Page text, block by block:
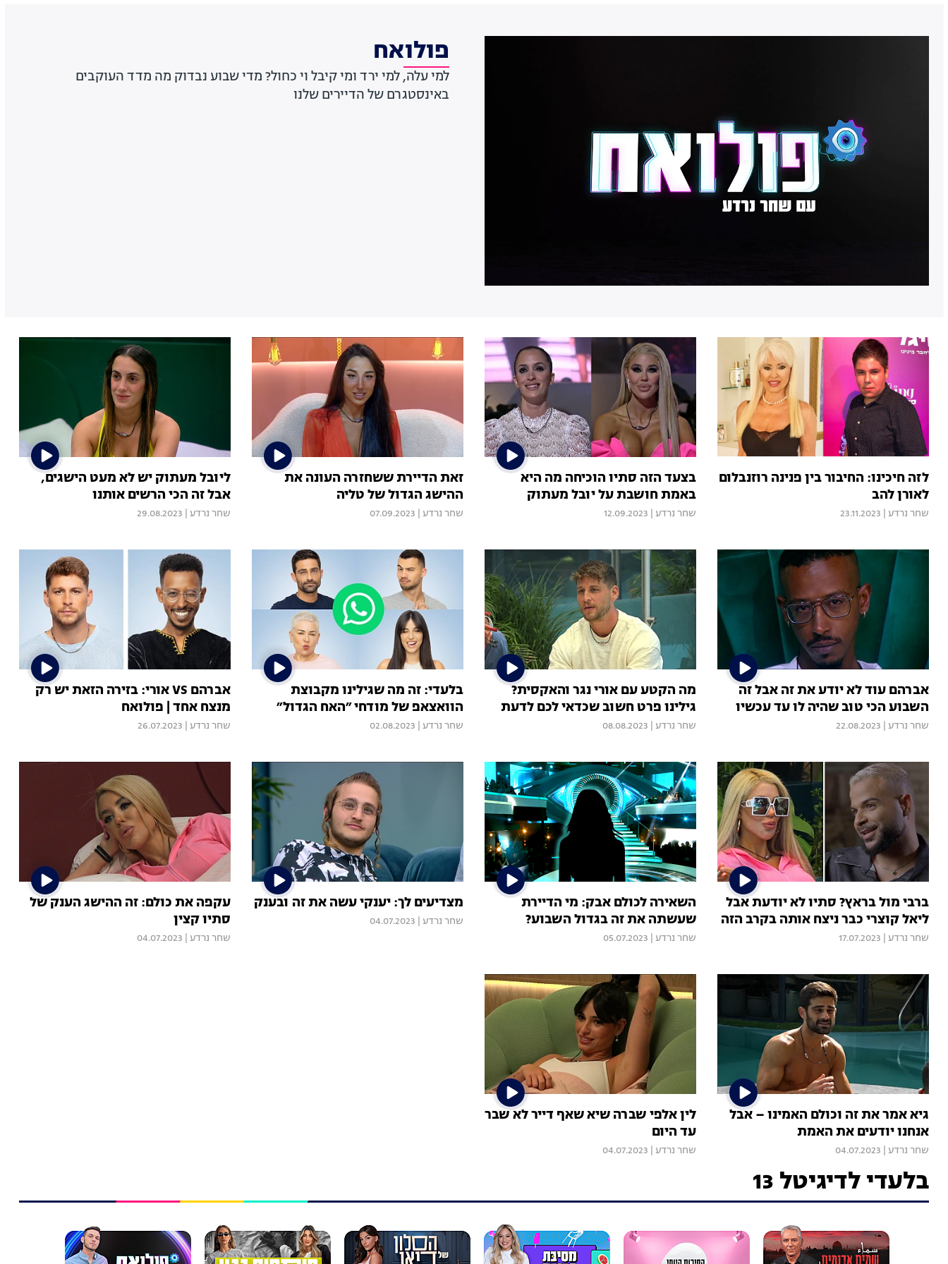
פולואח
למי עלה, למי ירד ומי קיבל וי כחול? מדי שבוע נבדוק מה מדד העוקבים
באינסטגרם של הדיירים שלנו
לזה חיכינו: החיבור בין פנינה רוזנבלום
לאורן להב
שחר נרדע 23.11.2023
בצעד הזה סתיו הוכיחה מה היא
באמת חושבת על יובל מעתוק
שחר נרדע 12.09.2023
זאת הדיירת ששחזרה העונה את
ההישג הגדול של טליה
שחר נרדע 07.09.2023
ליובל מעתוק יש לא מעט הישגים,
אבל זה הכי הרשים אותנו
שחר נרדע 29.08.2023
אברהם עוד לא יודע את זה אבל זה
השבוע הכי טוב שהיה לו עד עכשיו
שחר נרדע 22.08.2023
מה הקטע עם אורי נגר והאקסית?
גילינו פרט חשוב שכדאי לכם לדעת
שחר נרדע 08.08.2023
בלעדי: זה מה שגילינו מקבוצת
הוואצאפ של מודחי ״האח הגדול״
שחר נרדע 02.08.2023
אברהם VS אורי: בזירה הזאת יש רק
מנצח אחד | פולואח
שחר נרדע 26.07.2023
ברבי מול בראץ? סתיו לא יודעת אבל
ליאל קוצרי כבר ניצח אותה בקרב הזה
שחר נרדע 17.07.2023
השאירה לכולם אבק: מי הדיירת
שעשתה את זה בגדול השבוע?
שחר נרדע 05.07.2023
מצדיעים לך: יענקי עשה את זה ובענק
שחר נרדע 04.07.2023
עקפה את כולם: זה ההישג הענק של
סתיו קצין
שחר נרדע 04.07.2023
גיא אמר את זה וכולם האמינו – אבל
אנחנו יודעים את האמת
שחר נרדע 04.07.2023
לין אלפי שברה שיא שאף דייר לא שבר
עד היום
שחר נרדע 04.07.2023
בלעדי לדיגיטל 13